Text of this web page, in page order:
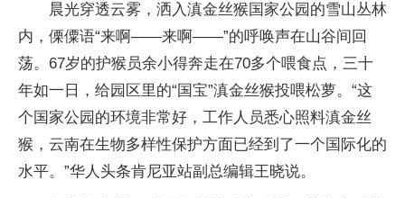
晨光穿透云雾，洒入滇金丝猴国家公园的雪山丛林
内，傈僳语“来啊——来啊——”的呼唤声在山谷间回
荡。67岁的护猴员余小得奔走在70多个喂食点，三十
年如一日，给园区里的“国宝”滇金丝猴投喂松萝。“这
个国家公园的环境非常好，工作人员悉心照料滇金丝
猴，云南在生物多样性保护方面已经到了一个国际化的
水平。”华人头条肯尼亚站副总编辑王晓说。